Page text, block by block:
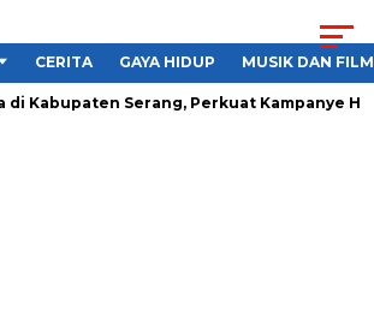
CERITA GAYA HIDUP MUSIK DAN FILM
Kabupaten Serang, Perkuat Kampanye